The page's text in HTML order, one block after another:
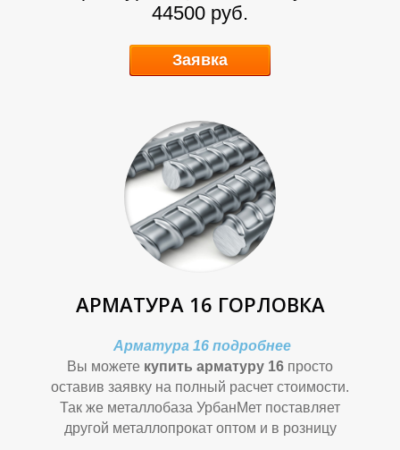
К
А
44500 руб.
Заявка
АРМАТУРА 16 ГОРЛОВКА
Арматура 16 подробнее
Вы можете купить арматуру 16 просто
оставив заявку на полный расчет стоимости.
Так же металлобаза УрбанМет поставляет
другой металлопрокат оптом и в розницу
К
А